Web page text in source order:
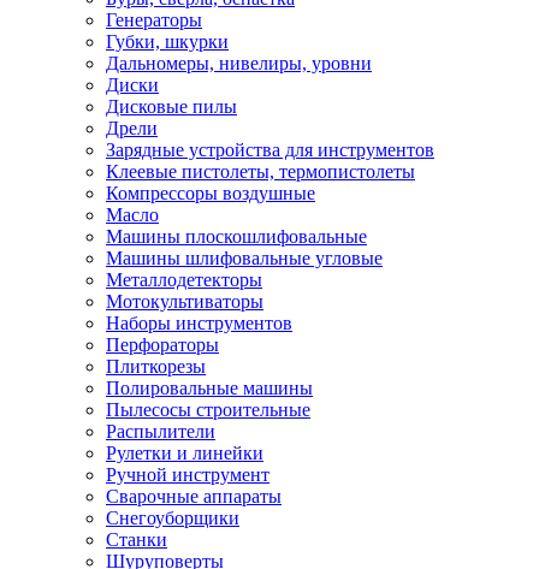
Генераторы
Губки, шкурки
Дальномеры, нивелиры, уровни
Диски
Дисковые пилы
Дрели
Зарядные устройства для инструментов
Клеевые пистолеты, термопистолеты
Компрессоры воздушные
Масло
Машины плоскошлифовальные
Машины шлифовальные угловые
Металлодетекторы
Мотокультиваторы
Наборы инструментов
Перфораторы
Плиткорезы
Полировальные машины
Пылесосы строительные
Распылители
Рулетки и линейки
Ручной инструмент
Сварочные аппараты
Снегоуборщики
Станки
Шуруповерты